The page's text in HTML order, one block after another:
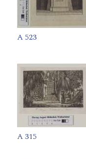
A 523
A 315